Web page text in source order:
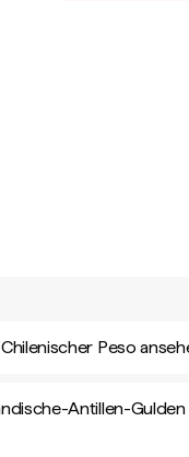
Peso
Antillen-Gulden